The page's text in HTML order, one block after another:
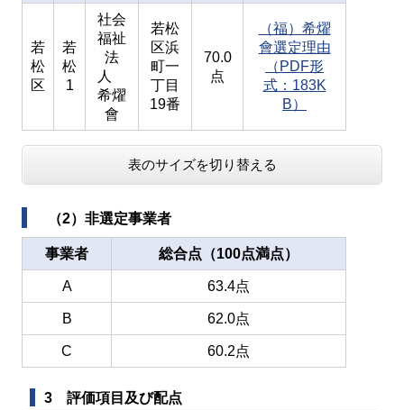
若
松
区
若
松
1
社会
福祉
法
人
希燿
會
若松
区浜
町一
丁目
19番
70.0
点
（福）希燿
會選定理由
（PDF形
式：183K
B）
表のサイズを切り替える
（2）非選定事業者
事業者 総合点（100点満点）
A 63.4点
B 62.0点
C 60.2点
3 評価項目及び配点